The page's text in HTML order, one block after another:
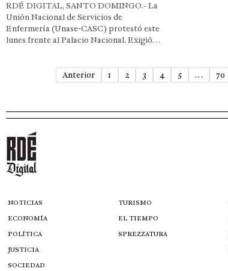
RDÉ DIGITAL, SANTO DOMINGO.- La
Unión Nacional de Servicios de
Enfermería (Unase-CASC) protestó este
lunes frente al Palacio Nacional. Exigió…
Anterior 1 2 3 4 5 … 70
NOTICIAS
ECONOMÍA
POLÍTICA
JUSTICIA
SOCIEDAD
TURISMO
EL TIEMPO
SPREZZATURA